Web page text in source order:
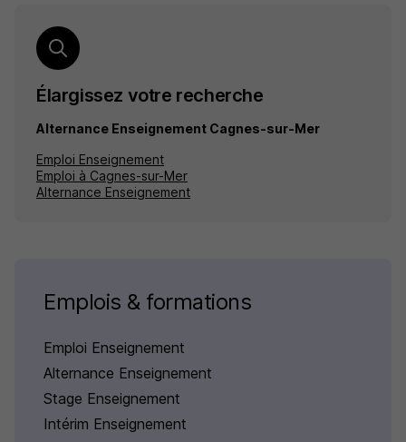
Élargissez votre recherche
Alternance Enseignement Cagnes-sur-Mer
Emploi Enseignement
Emploi à Cagnes-sur-Mer
Alternance Enseignement
Emplois & formations
Emploi Enseignement
Alternance Enseignement
Stage Enseignement
Intérim Enseignement